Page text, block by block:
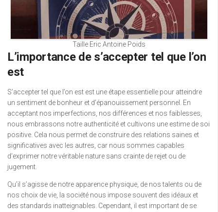
Taille Eric Antoine Poids
L’importance de s’accepter tel que l’on
est
S’accepter tel que l’on est est une étape essentielle pour atteindre
un sentiment de bonheur et d’épanouissement personnel. En
acceptant nos imperfections, nos différences et nos faiblesses,
nous embrassons notre authenticité et cultivons une estime de soi
positive. Cela nous permet de construire des relations saines et
significatives avec les autres, car nous sommes capables
d’exprimer notre véritable nature sans crainte de rejet ou de
jugement.
Qu’il s’agisse de notre apparence physique, de nos talents ou de
nos choix de vie, la société nous impose souvent des idéaux et
des standards inatteignables. Cependant, il est important de se